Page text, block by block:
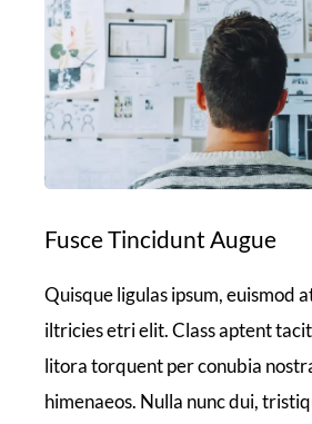
Fusce Tincidunt Augue
Quisque ligulas ipsum, euismod
iltricies etri elit. Class aptent
litora torquent per conubia
himenaeos. Nulla nunc dui,